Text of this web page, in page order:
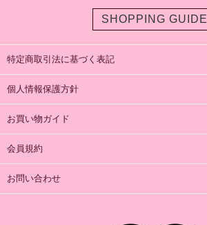
SHOPPING GUIDE
特定商取引法に基づく表記
個人情報保護方針
お買い物ガイド
会員規約
お問い合わせ